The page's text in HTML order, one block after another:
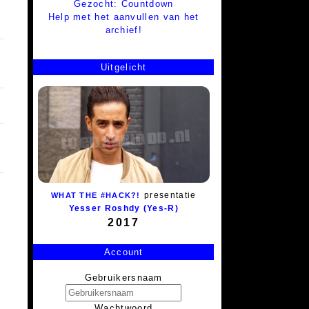
Gezocht: Countdown
Help met het aanvullen van het
archief!
Uitgelicht
WHAT THE #HACK?! presentatie
Yesser Roshdy (Yes-R)
2017
Account
Gebruikersnaam